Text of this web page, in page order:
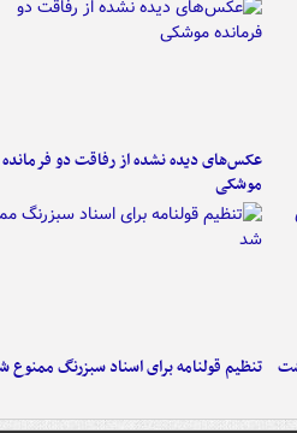
عکس‌های دیده نشده از رفاقت دو فرمانده‌
موشکی
تنظیم قولنامه برای اسناد سبزرنگ ممنوع